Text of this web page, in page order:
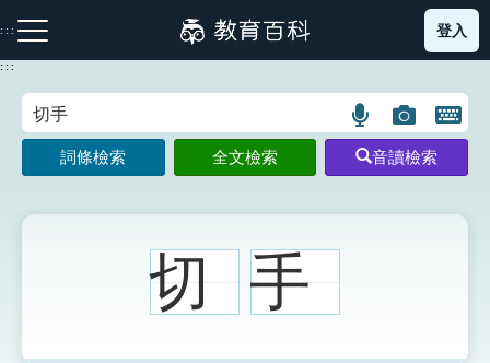
到
主
:::
注音索引圖示 筆畫索引圖示 部首索引表圖示
登入
:::
語
言
搜
圖
片
搜
開
鍵
圖
詞條檢索 全文檢索 音讀檢索
切 手